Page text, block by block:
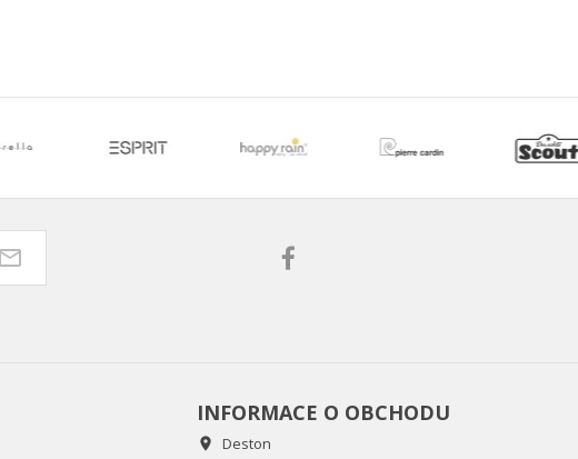
INFORMACE O OBCHODU

Deston